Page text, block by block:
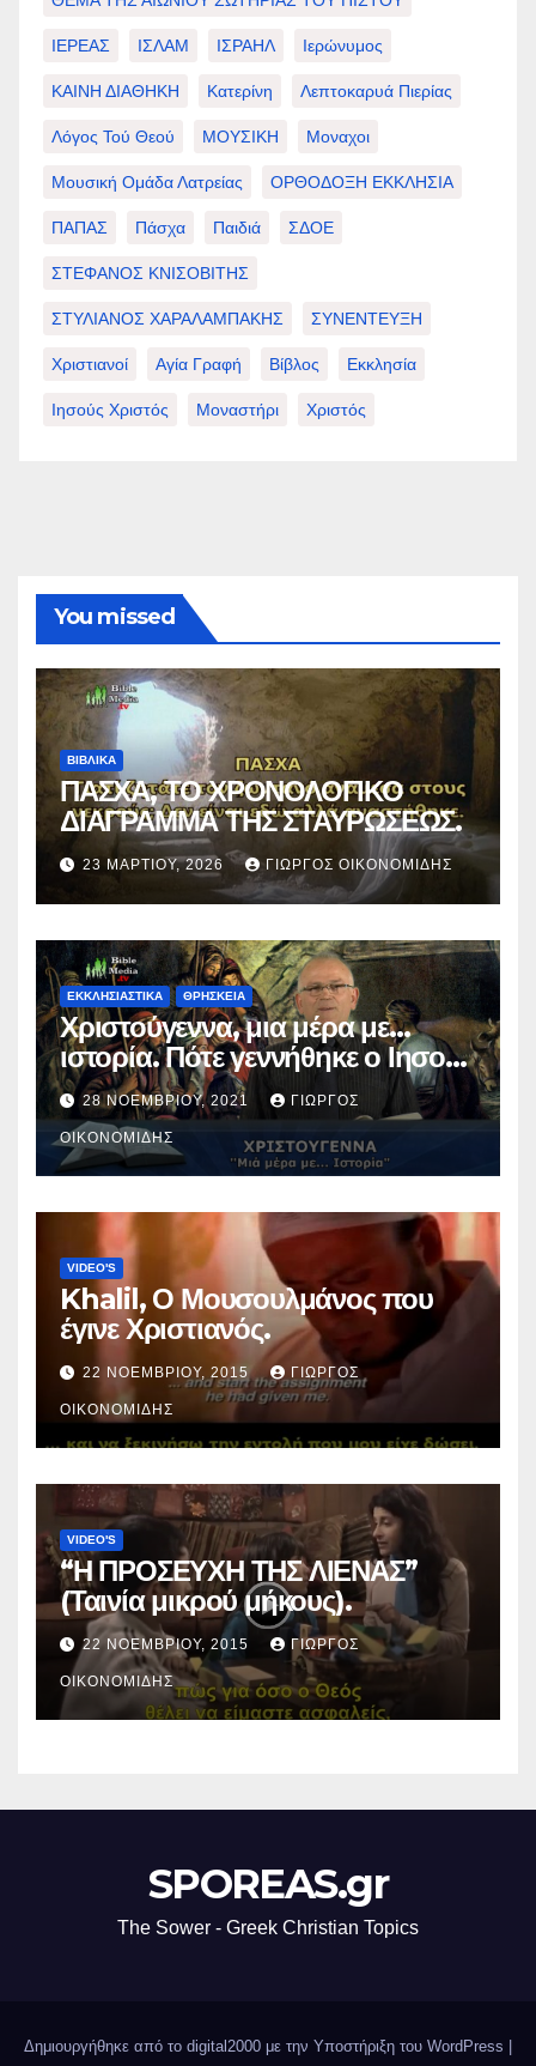
ΙΕΡΕΑΣ ΙΣΛΑΜ ΙΣΡΑΗΛ Ιερώνυμος
ΚΑΙΝΗ ΔΙΑΘΗΚΗ Κατερίνη Λεπτοκαρυά Πιερίας
Λόγος Τού Θεού ΜΟΥΣΙΚΗ Μοναχοι
Μουσική Ομάδα Λατρείας ΟΡΘΟΔΟΞΗ ΕΚΚΛΗΣΙΑ
ΠΑΠΑΣ Πάσχα Παιδιά ΣΔΟΕ
ΣΤΕΦΑΝΟΣ ΚΝΙΣΟΒΙΤΗΣ
ΣΤΥΛΙΑΝΟΣ ΧΑΡΑΛΑΜΠΑΚΗΣ ΣΥΝΕΝΤΕΥΞΗ
Χριστιανοί Αγία Γραφή Βίβλος Εκκλησία
Ιησούς Χριστός Μοναστήρι Χριστός
You missed
ΒΙΒΛΙΚΑ
ΠΑΣΧΑ, ΤΟ ΧΡΟΝΟΛΟΓΙΚΟ
ΔΙΑΓΡΑΜΜΑ ΤΗΣ ΣΤΑΥΡΩΣΕΩΣ.
23 ΜΑΡΤΊΟΥ, 2026 ΓΙΏΡΓΟΣ ΟΙΚΟΝΟΜΊΔΗΣ
ΕΚΚΛΗΣΙΑΣΤΙΚΑ ΘΡΗΣΚΕΙΑ
Χριστούγεννα, μια μέρα με…
ιστορία. Πότε γεννήθηκε ο Ιησούς
Χριστός; (Βίντεο).
28 ΝΟΕΜΒΡΊΟΥ, 2021 ΓΙΏΡΓΟΣ
ΟΙΚΟΝΟΜΊΔΗΣ
VIDEO'S
Khalil, Ο Μουσουλμάνος που
έγινε Χριστιανός.
22 ΝΟΕΜΒΡΊΟΥ, 2015 ΓΙΏΡΓΟΣ
ΟΙΚΟΝΟΜΊΔΗΣ
VIDEO'S
“Η ΠΡΟΣΕΥΧΗ ΤΗΣ ΛΙΕΝΑΣ”
(Ταινία μικρού μήκους).
22 ΝΟΕΜΒΡΊΟΥ, 2015 ΓΙΏΡΓΟΣ
ΟΙΚΟΝΟΜΊΔΗΣ
SPOREAS.gr
The Sower - Greek Christian Topics
Δημιουργήθηκε από το digital2000 με την Υποστήριξη του WordPress